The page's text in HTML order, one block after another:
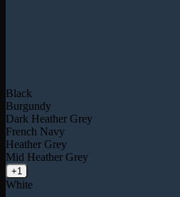
Black
Burgundy
Dark Heather Grey
French Navy
Heather Grey
Mid Heather Grey
+1
White